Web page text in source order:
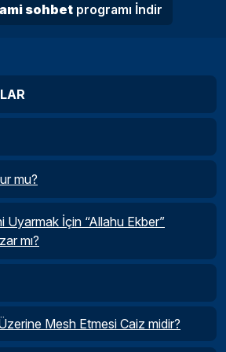
sohbet programı İndir
mu?
Uyarmak İçin “Allahu Ekber”
mı?
Mesh Etmesi Caiz midir?